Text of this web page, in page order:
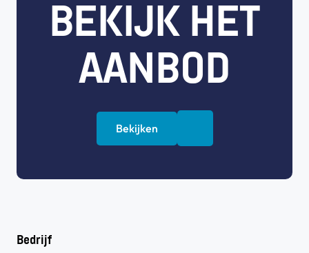
BEKIJK HET
AANBOD
Bekijken
Bedrijf